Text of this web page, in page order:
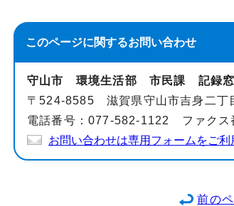
このページに関するお問い合わせ
守山市 環境生活部 市民課 記録窓
〒524-8585 滋賀県守山市吉身二丁
電話番号：077-582-1122 ファクス
お問い合わせは専用フォームをご利
前の